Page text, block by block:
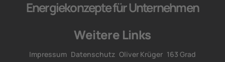
Energiekonzepte für Unternehmen
Weitere Links
Impressum Datenschutz Oliver Krüger 163 Grad